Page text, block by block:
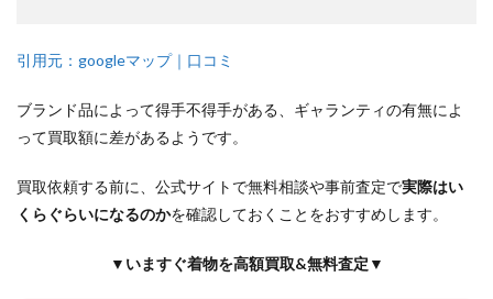
引用元：googleマップ｜口コミ
ブランド品によって得手不得手がある、ギャランティの有無によ
って買取額に差があるようです。
買取依頼する前に、公式サイトで無料相談や事前査定で実際はい
くらぐらいになるのかを確認しておくことをおすすめします。
▼いますぐ着物を高額買取&無料査定▼